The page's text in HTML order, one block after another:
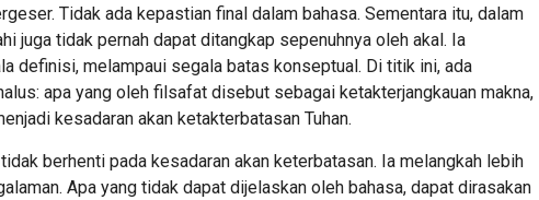
Tidak ada kepastian final dalam bahasa. Sementara itu, dalam
juga tidak pernah dapat ditangkap sepenuhnya oleh akal. Ia
definisi, melampaui segala batas konseptual. Di titik ini, ada
apa yang oleh filsafat disebut sebagai ketakterjangkauan makna,
kesadaran akan ketakterbatasan Tuhan.
berhenti pada kesadaran akan keterbatasan. Ia melangkah lebih
Apa yang tidak dapat dijelaskan oleh bahasa, dapat dirasakan